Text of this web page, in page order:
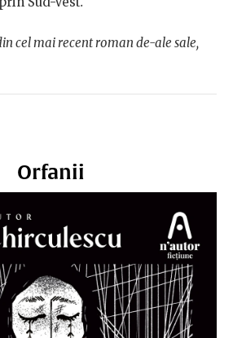
cel mai recent roman de-ale sale,
Orfanii